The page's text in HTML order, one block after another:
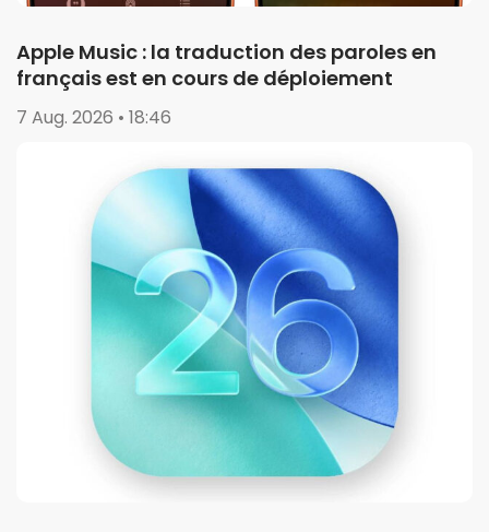
Apple Music : la traduction des paroles en
français est en cours de déploiement
7 Aug. 2026 • 18:46